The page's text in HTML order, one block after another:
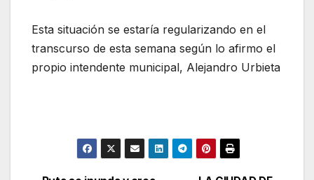
Esta situación se estaría regularizando en el
transcurso de esta semana según lo afirmo el
propio intendente municipal, Alejandro Urbieta